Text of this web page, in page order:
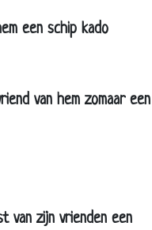
een schip kado
van hem zomaar een
van zijn vrienden een
3.24